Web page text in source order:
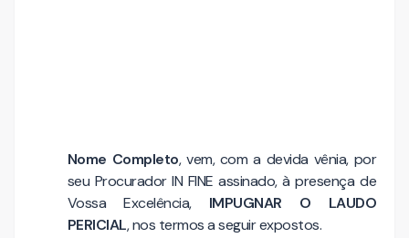
Nome Completo, vem, com a devida vênia, por
seu Procurador IN FINE assinado, à presença de
Vossa Excelência, IMPUGNAR O LAUDO
PERICIAL, nos termos a seguir expostos.